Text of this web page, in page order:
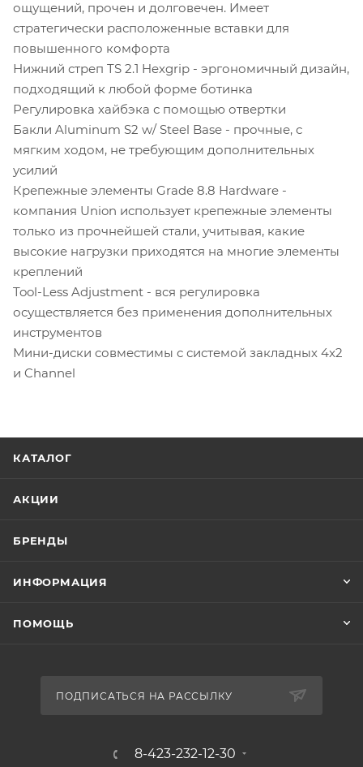
ощущений, прочен и долговечен. Имеет
стратегически расположенные вставки для
повышенного комфорта
Нижний стреп TS 2.1 Hexgrip - эргономичный дизайн,
подходящий к любой форме ботинка
Регулировка хайбэка с помощью отвертки
Бакли Aluminum S2 w/ Steel Base - прочные, с
мягким ходом, не требующим дополнительных
усилий
Крепежные элементы Grade 8.8 Hardware -
компания Union использует крепежные элементы
только из прочнейшей стали, учитывая, какие
высокие нагрузки приходятся на многие элементы
креплений
Tool-Less Adjustment - вся регулировка
осуществляется без применения дополнительных
инструментов
Мини-диски совместимы с системой закладных 4x2
и Channel
КАТАЛОГ
АКЦИИ
БРЕНДЫ
ИНФОРМАЦИЯ
ПОМОЩЬ
ПОДПИСАТЬСЯ НА РАССЫЛКУ
8-423-232-12-30